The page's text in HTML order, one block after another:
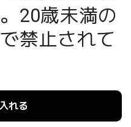
20歳未満の
禁止されて
れる